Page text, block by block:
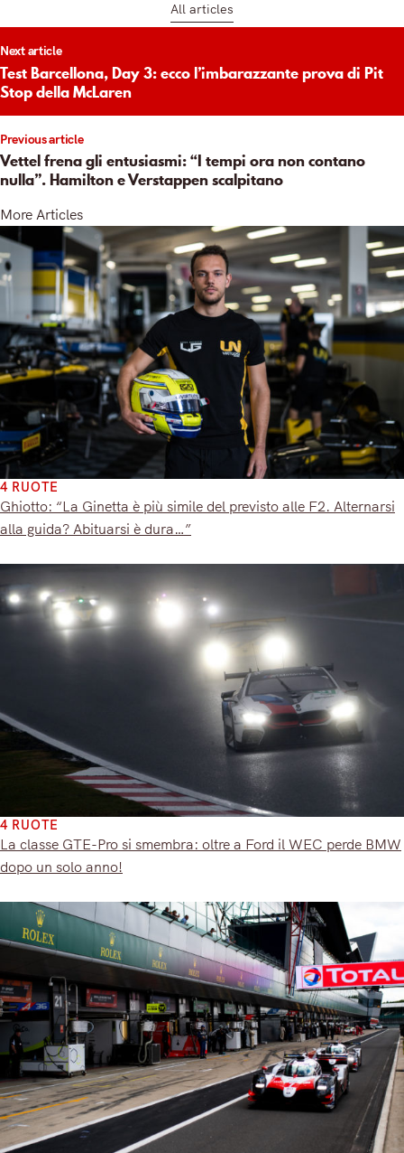
All articles
Previous article
Vettel frena gli entusiasmi: “I tempi ora non contano
nulla”. Hamilton e Verstappen scalpitano
Next article
Test Barcellona, Day 3: ecco l’imbarazzante prova di Pit
Stop della McLaren
More Articles
4 RUOTE
Ghiotto: “La Ginetta è più simile del previsto alle F2. Alternarsi
alla guida? Abituarsi è dura…”
4 RUOTE
La classe GTE-Pro si smembra: oltre a Ford il WEC perde BMW
dopo un solo anno!